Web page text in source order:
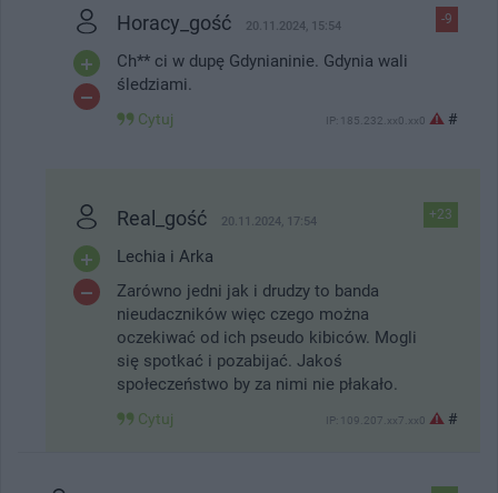
-9
Horacy_gość 20.11.2024, 15:54
Ch** ci w dupę Gdynianinie. Gdynia wali
śledziami.
Cytuj IP: 185.232.xx0.xx0 #
+23
Real_gość 20.11.2024, 17:54
Lechia i Arka
Zarówno jedni jak i drudzy to banda
nieudaczników więc czego można
oczekiwać od ich pseudo kibiców. Mogli
się spotkać i pozabijać. Jakoś
społeczeństwo by za nimi nie płakało.
Cytuj IP: 109.207.xx7.xx0 #